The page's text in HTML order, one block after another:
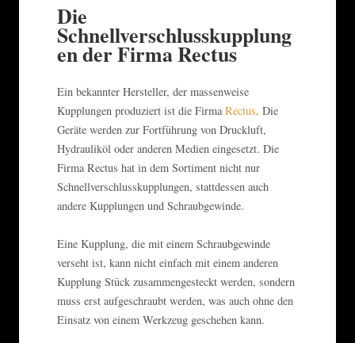
Die
Schnellverschlusskupplung
en der Firma Rectus
Ein bekannter Hersteller, der massenweise
Kupplungen produziert ist die FirmaRectus. Die
Geräte werden zur Fortführung von Druckluft,
Hydrauliköl oder anderen Medien eingesetzt. Die
Firma Rectus hat in dem Sortiment nicht nur
Schnellverschlusskupplungen, stattdessen auch
andere Kupplungen und Schraubgewinde.
Eine Kupplung, die mit einem Schraubgewinde
verseht ist, kann nicht einfach mit einem anderen
Kupplung Stück zusammengesteckt werden, sondern
muss erst aufgeschraubt werden, was auch ohne den
Einsatz von einem Werkzeug geschehen kann.